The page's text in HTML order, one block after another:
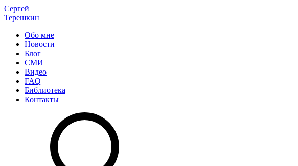
Сергей
Терешкин
Обо мне
Новости
Блог
СМИ
Видео
FAQ
Библиотека
Контакты